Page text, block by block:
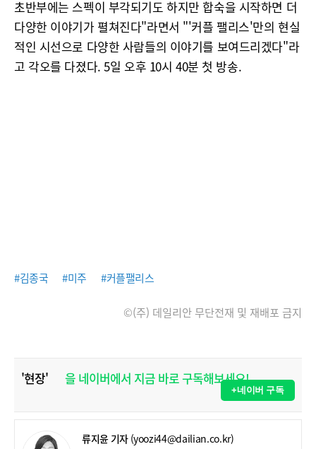
초반부에는 스펙이 부각되기도 하지만 합숙을 시작하면 더
다양한 이야기가 펼쳐진다"라면서 "'커플 팰리스'만의 현실
적인 시선으로 다양한 사람들의 이야기를 보여드리겠다"라
고 각오를 다졌다. 5일 오후 10시 40분 첫 방송.
#김종국 #미주 #커플팰리스
©(주) 데일리안 무단전재 및 재배포 금지
'현장' 을 네이버에서 지금 바로 구독해보세요!
+네이버 구독
류지윤 기자 (yoozi44@dailian.co.kr)